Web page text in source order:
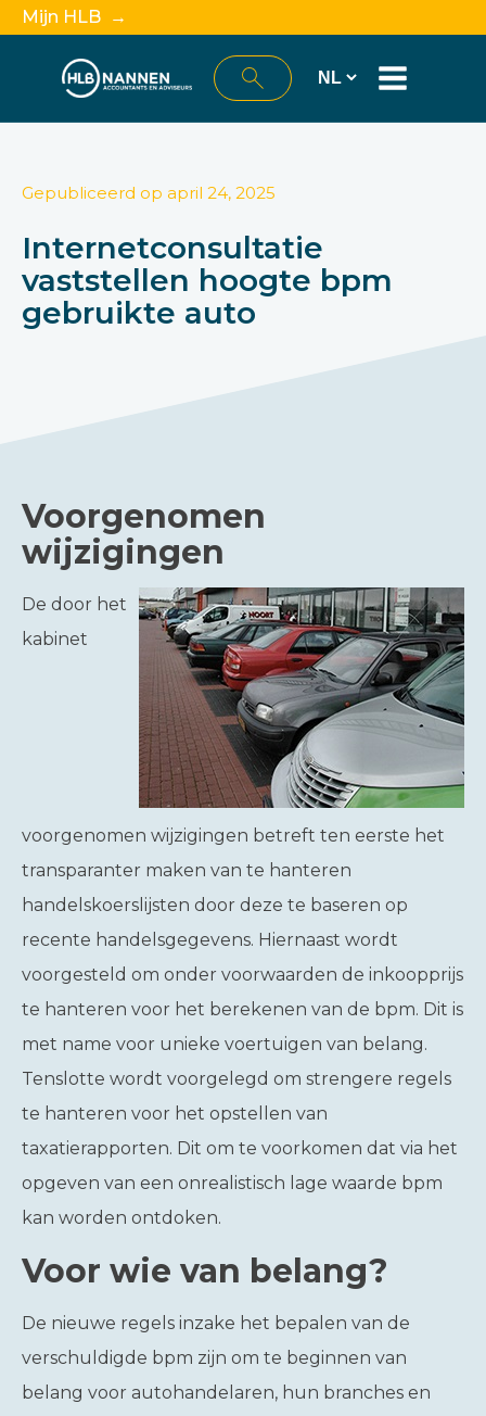
Mijn HLB →
Gepubliceerd op april 24, 2025
Internetconsultatie
vaststellen hoogte bpm
gebruikte auto
Voorgenomen
wijzigingen
De door het
kabinet
voorgenomen wijzigingen betreft ten eerste het
transparanter maken van te hanteren
handelskoerslijsten door deze te baseren op
recente handelsgegevens. Hiernaast wordt
voorgesteld om onder voorwaarden de inkoopprijs
te hanteren voor het berekenen van de bpm. Dit is
met name voor unieke voertuigen van belang.
Tenslotte wordt voorgelegd om strengere regels
te hanteren voor het opstellen van
taxatierapporten. Dit om te voorkomen dat via het
opgeven van een onrealistisch lage waarde bpm
kan worden ontdoken.
Voor wie van belang?
De nieuwe regels inzake het bepalen van de
verschuldigde bpm zijn om te beginnen van
belang voor autohandelaren, hun branches en